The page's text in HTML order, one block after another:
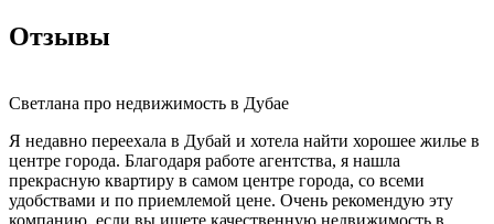
Отзывы
Светлана про недвижимость в Дубае
Я недавно переехала в Дубай и хотела найти хорошее жилье в
центре города. Благодаря работе агентства, я нашла
прекрасную квартиру в самом центре города, со всеми
удобствами и по приемлемой цене. Очень рекомендую эту
компанию, если вы ищете качественную недвижимость в